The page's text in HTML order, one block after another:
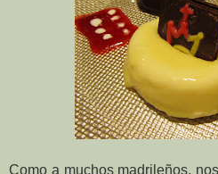
Como a muchos madrileños,